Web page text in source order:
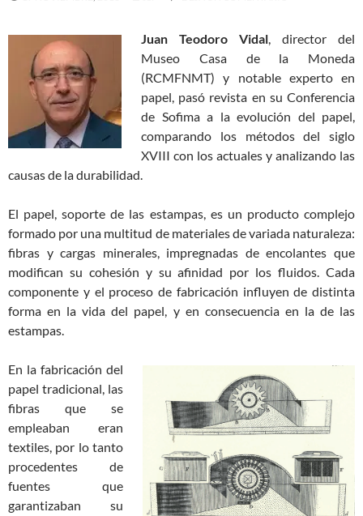
Juan Teodoro Vidal, director del
Museo Casa de la Moneda
(RCMFNMT) y notable experto en
papel, pasó revista en su Conferencia
de Sofima a la evolución del papel,
comparando los métodos del siglo
XVIII con los actuales y analizando las
causas de la durabilidad.
El papel, soporte de las estampas, es un producto complejo
formado por una multitud de materiales de variada naturaleza:
fibras y cargas minerales, impregnadas de encolantes que
modifican su cohesión y su afinidad por los fluidos. Cada
componente y el proceso de fabricación influyen de distinta
forma en la vida del papel, y en consecuencia en la de las
estampas.
En la fabricación del
papel tradicional, las
fibras que se
empleaban eran
textiles, por lo tanto
procedentes de
fuentes que
garantizaban su